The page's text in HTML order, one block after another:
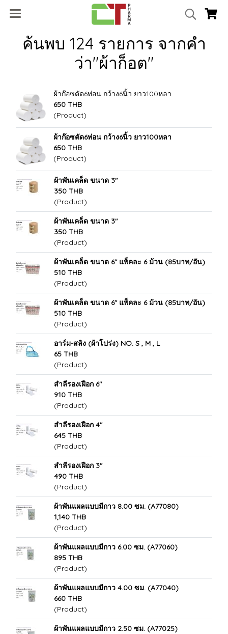
ค้นพบ 124 รายการ จากคำ
ว่า"ผ้าก็อต"
ผ้าก๊อซตัด6ท่อน กว้าง6นิ้ว ยาว100หลา
650 THB
(Product)
ผ้าก๊อซตัด6ท่อน กว้าง6นิ้ว ยาว100หลา
650 THB
(Product)
ผ้าพันเคล็ด ขนาด 3"
350 THB
(Product)
ผ้าพันเคล็ด ขนาด 3"
350 THB
(Product)
ผ้าพันเคล็ด ขนาด 6" แพ็คละ 6 ม้วน (85บาท/อัน)
510 THB
(Product)
ผ้าพันเคล็ด ขนาด 6" แพ็คละ 6 ม้วน (85บาท/อัน)
510 THB
(Product)
อาร์ม-สลิง (ผ้าโปร่ง) NO. S , M , L
65 THB
(Product)
สำลีรองเฝือก 6"
910 THB
(Product)
สำลีรองเฝือก 4"
645 THB
(Product)
สำลีรองเฝือก 3"
490 THB
(Product)
ผ้าพันแผลแบบมีกาว 8.00 ซม. (A77080)
1,140 THB
(Product)
ผ้าพันแผลแบบมีกาว 6.00 ซม. (A77060)
895 THB
(Product)
ผ้าพันแผลแบบมีกาว 4.00 ซม. (A77040)
660 THB
(Product)
ผ้าพันแผลแบบมีกาว 2.50 ซม. (A77025)